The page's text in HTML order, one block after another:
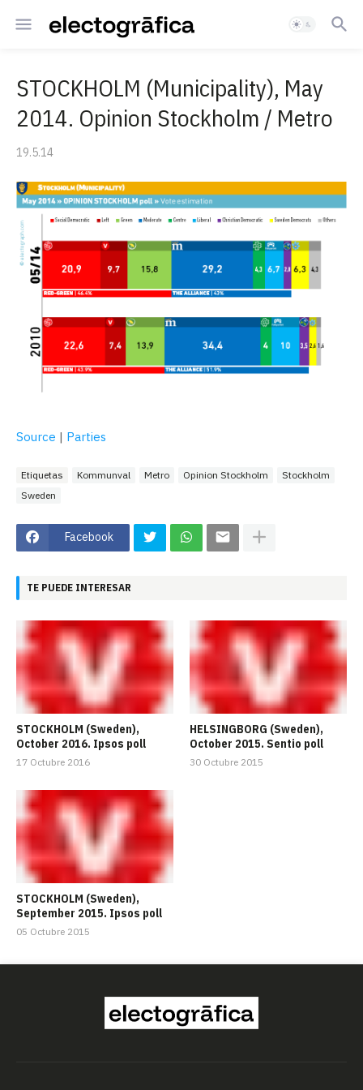
STOCKHOLM (Municipality), May
2014. Opinion Stockholm / Metro
19.5.14
Source | Parties
Etiquetas Kommunval Metro Opinion Stockholm
Stockholm
Sweden
Facebook
TE PUEDE INTERESAR
STOCKHOLM (Sweden),
October 2016. Ipsos poll
17 Octubre 2016
HELSINGBORG (Sweden),
October 2015. Sentio poll
30 Octubre 2015
STOCKHOLM (Sweden),
September 2015. Ipsos poll
05 Octubre 2015